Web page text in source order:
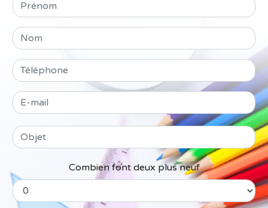
Combien font deux plus neuf